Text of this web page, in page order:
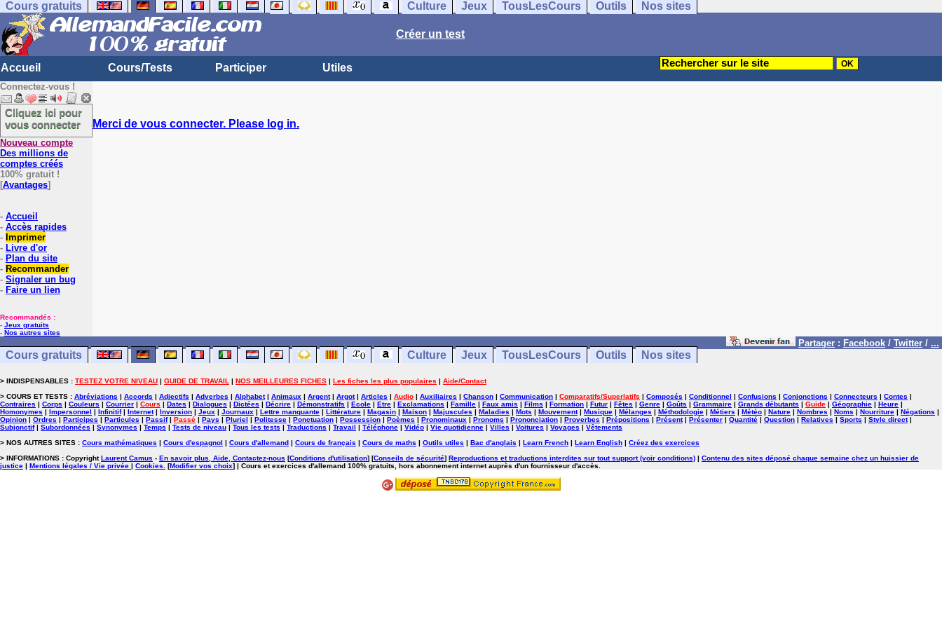
Cours gratuits Culture Jeux TousLesCours Outils Nos sites
Créer un test
Accueil Cours/Tests Participer Utiles
Connectez-vous !
Cliquez ici pour
vous connecter
Nouveau compte
Des millions de
comptes créés
100% gratuit !
[Avantages]
- Accueil
- Accès rapides
- Imprimer
- Livre d'or
- Plan du site
- Recommander
- Signaler un bug
- Faire un lien
Recommandés :
- Jeux gratuits
- Nos autres sites
Merci de vous connecter. Please log in.
Partager : Facebook / Twitter / ...
Cours gratuits Culture Jeux TousLesCours Outils Nos sites
> INDISPENSABLES : TESTEZ VOTRE NIVEAU | GUIDE DE TRAVAIL | NOS MEILLEURES FICHES | Les fiches les plus populaires | Aide/Contact
> COURS ET TESTS : Abréviations | Accords | Adjectifs | Adverbes | Alphabet| Animaux | Argent| Argot| Articles | Audio | Auxiliaires | Chanson | Communication | Comparatifs/Superlatifs | Composés | Conditionnel | Confusions | Conjonctions | Connecteurs | Contes |
Contraires | Corps | Couleurs | Courrier | Cours | Dates | Dialogues | Dictées | Décrire | Démonstratifs | Ecole | Etre | Exclamations | Famille | Faux amis | Films | Formation | Futur | Fêtes | Genre | Goûts | Grammaire | Grands débutants | Guide | Géographie | Heure |
Homonymes | Impersonnel | Infinitif| Internet| Inversion | Jeux | Journaux | Lettre manquante | Littérature | Magasin | Maison | Majuscules | Maladies | Mots | Mouvement| Musique | Mélanges | Méthodologie | Métiers | Météo | Nature | Nombres | Noms | Nourriture | Négations |
Opinion | Ordres | Participes | Particules | Passif| Passé | Pays | Pluriel | Politesse | Ponctuation | Possession | Poèmes | Pronominaux | Pronoms | Prononciation | Proverbes | Prépositions | Présent| Présenter | Quantité | Question | Relatives | Sports | Style direct|
Subjonctif| Subordonnées | Synonymes | Temps | Tests de niveau | Tous les tests | Traductions | Travail | Téléphone | Vidéo | Vie quotidienne | Villes | Voitures | Voyages | Vêtements
> NOS AUTRES SITES : Cours mathématiques | Cours d'espagnol | Cours d'allemand | Cours de français | Cours de maths | Outils utiles | Bac d'anglais | Learn French | Learn English | Créez des exercices
> INFORMATIONS : CopyrightLaurent Camus - En savoir plus, Aide, Contactez-nous [Conditions d'utilisation] [Conseils de sécurité] Reproductions et traductions interdites sur tout support (voir conditions) | Contenu des sites déposé chaque semaine chez un huissier de
justice | Mentions légales / Vie privée | Cookies [Modifier vos choix] | Cours et exercices d'allemand 100% gratuits, hors abonnement internet auprès d'un fournisseur d'accès.